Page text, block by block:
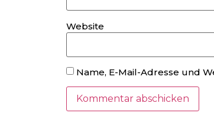
Website
Name, E-Mail-Adresse und